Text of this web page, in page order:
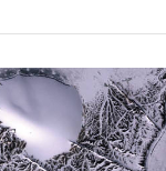
составляет 1424